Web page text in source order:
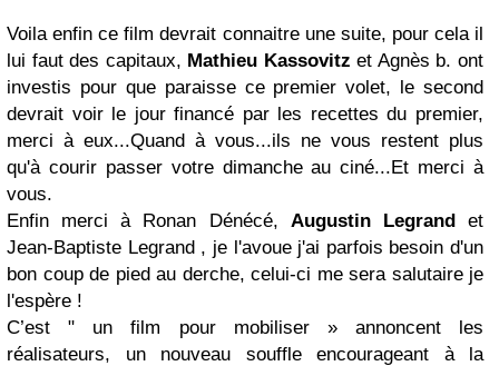
Voila enfince film devrait connaitre une suite, pour cela il
lui faut des capitaux, Mathieu Kassovitz et Agnès b. ont
investis pour que paraisse ce premier volet, le second
devrait voir le jour financé par les recettes du premier,
merci à eux...Quand à vous...ils ne vous restent plus
qu'à courir passer votre dimanche au ciné...Et merci à
vous.
Enfin merci à Ronan Dénécé, Augustin Legrandet
Jean-Baptiste Legrand, je l'avoue j'ai parfois besoin d'un
bon coup de pied au derche, celui-ci me sera salutaire je
l'espère !
C’est " un film pour mobiliser » annoncent les
réalisateurs, un nouveau souffle encourageant à la